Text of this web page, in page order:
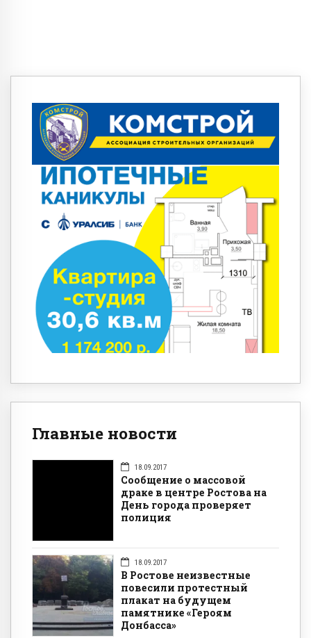
Главные новости
18.09.2017
Сообщение о массовой
драке в центре Ростова на
День города проверяет
полиция
18.09.2017
В Ростове неизвестные
повесили протестный
плакат на будущем
памятнике «Героям
Донбасса»